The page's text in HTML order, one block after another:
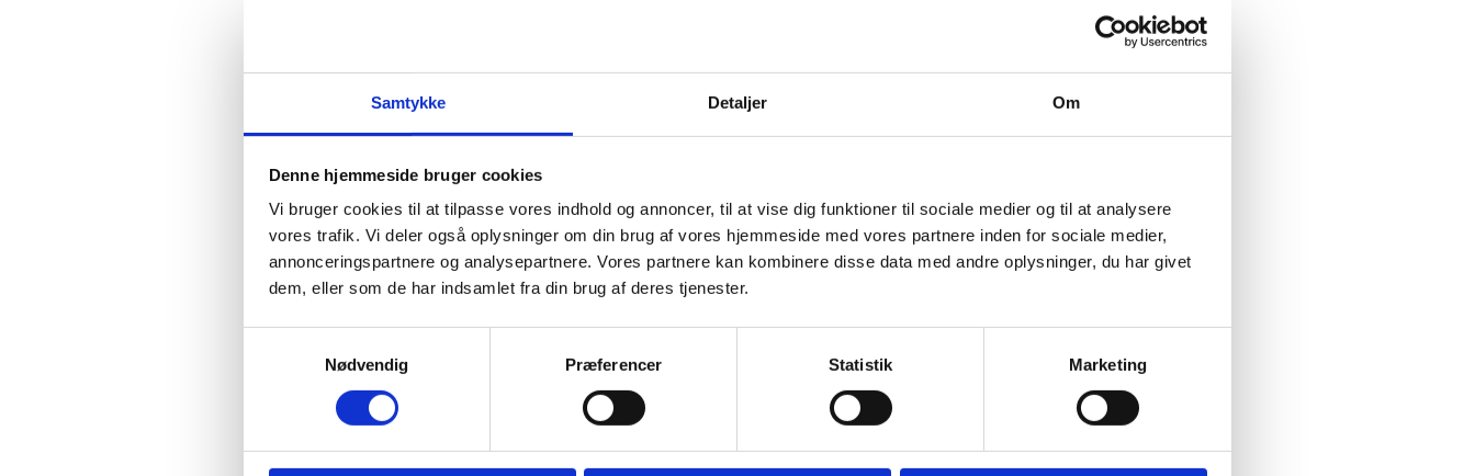
Samtykke Detaljer Om
Denne hjemmeside bruger cookies
Vi bruger cookies til at tilpasse vores indhold og annoncer, til at vise dig funktioner til sociale medier og til at analysere
vores trafik. Vi deler også oplysninger om din brug af vores hjemmeside med vores partnere inden for sociale medier,
annonceringspartnere og analysepartnere. Vores partnere kan kombinere disse data med andre oplysninger, du har givet
dem, eller som de har indsamlet fra din brug af deres tjenester.
Nødvendig
Præferencer Statistik Marketing
analysen er dens evne til at fremhæve områder, hvor virksomheden kan reagere strategisk på
konkurrenternes position. For eksempel kan en konkurrents svaghed repræsentere en mulighed
for din virksomhed.
For at forstå din konkurrents online synlighed, er det essentielt at vide, hvilke søgeord de
rangerer på og målretter mod. En dybdegåendekeyword researchkan afdække værdifuld
information om konkurrenternes SEO-strategi og hjælpe dig med at identificere muligheder og
huller i din egen strategi.
Der er dog også ulemper ved SWOT-analysen. Uden tilstrækkelig data-understøttelse kan
analysen blive subjektiv. Da det er en statisk analyse, kræver den regelmæssig opdatering for
at afspejle ændringer i markedet. Derudover er der en risiko for at oversimplificere komplekse
konkurrenceforhold, og analysen mangler ofte prioritering af faktorer efter vigtighed.
Eksempler på succesfuld implementering af SWOT-analyse inkluderer Coca-Cola vs. Pepsi,
hvor SWOT-analyser afdækkede Pepsis svaghed i mindre global distribution, men styrke i en
som HBO før deres strategiske skift til original indholdsproduktion.